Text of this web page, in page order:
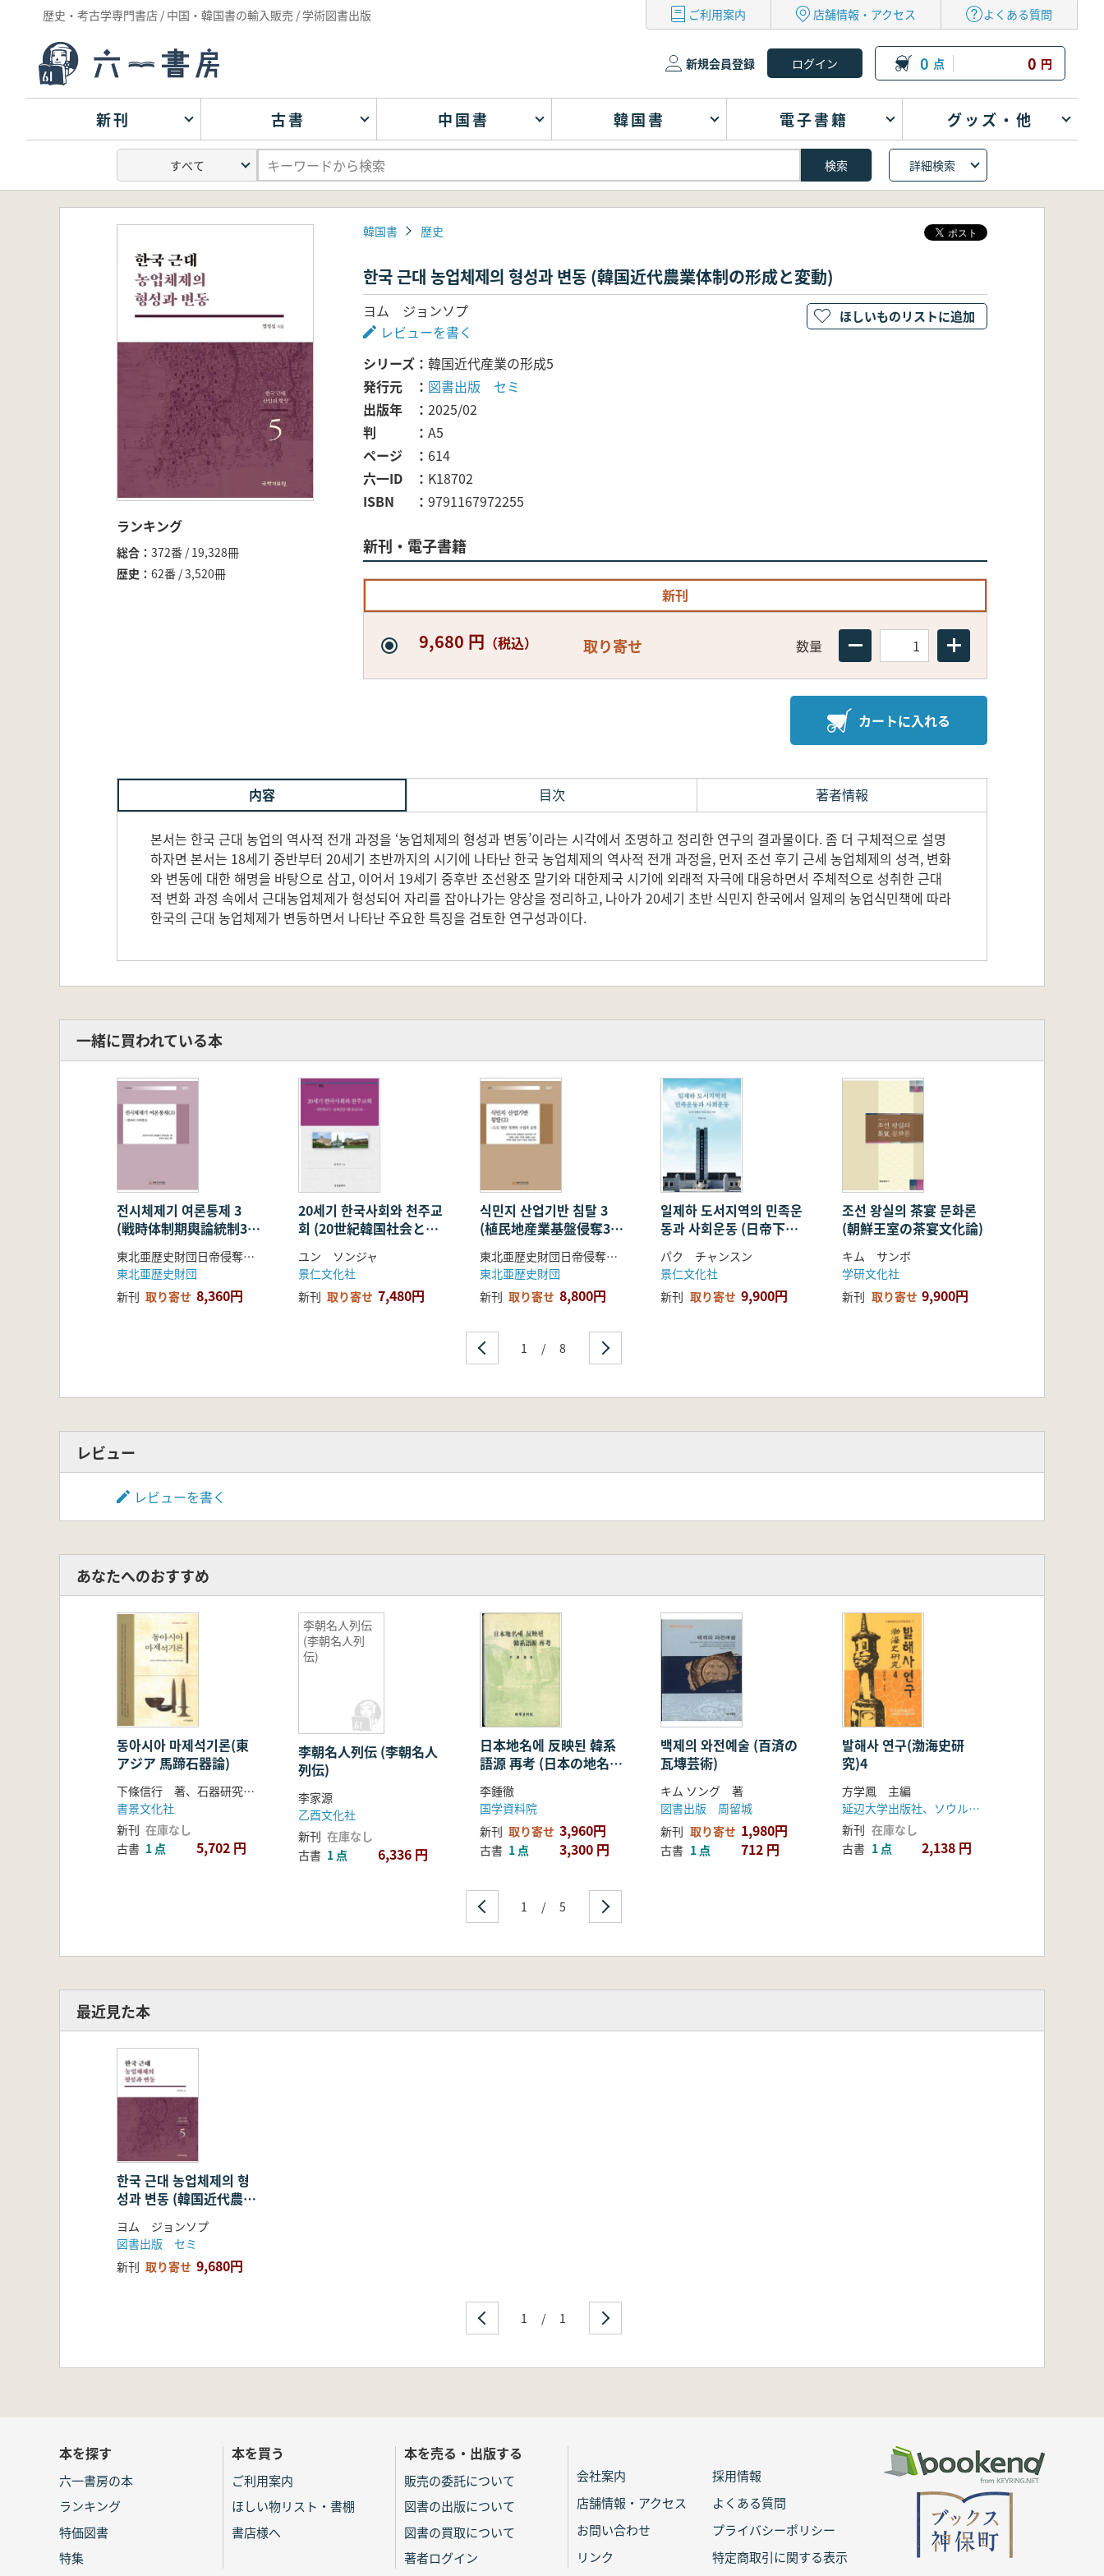
歴史・考古学専門書店 / 中国・韓国書の輸入販売 / 学術図書出版 ご利用案内 店舗情報・アクセス よくある質問
新規会員登録 0 点 0 円
新刊 古書 中国書 韓国書 電子書籍 グッズ・他
詳細検索
ランキング
総合
372番 / 19,328冊
歴史
62番 / 3,520冊
韓国書 歴史
한국 근대 농업체제의 형성과 변동 (韓国近代農業体制の形成と変動)
ヨム ジョンソプ
レビューを書く
シリーズ
韓国近代産業の形成5
発行元
図書出版 セミ
出版年
2025/02
判
A5
ページ
614
六一ID
K18702
ISBN
9791167972255
新刊・電子書籍
新刊
9,680 円 （税込） 取り寄せ 数量
カートに入れる
ほしいものリストに追加
内容 目次 著者情報
본서는 한국 근대 농업의 역사적 전개 과정을 ‘농업체제의 형성과 변동’이라는 시각에서 조명하고 정리한 연구의 결과물이다. 좀 더 구체적으로 설명
하자면 본서는 18세기 중반부터 20세기 초반까지의 시기에 나타난 한국 농업체제의 역사적 전개 과정을, 먼저 조선 후기 근세 농업체제의 성격, 변화
와 변동에 대한 해명을 바탕으로 삼고, 이어서 19세기 중후반 조선왕조 말기와 대한제국 시기에 외래적 자극에 대응하면서 주체적으로 성취한 근대
적 변화 과정 속에서 근대농업체제가 형성되어 자리를 잡아나가는 양상을 정리하고, 나아가 20세기 초반 식민지 한국에서 일제의 농업식민책에 따라
한국의 근대 농업체제가 변동하면서 나타난 주요한 특징을 검토한 연구성과이다.
一緒に買われている本
전시체제기 여론통제 3
(戦時体制期輿論統制3)
結果と社会現象
東北亜歴史財団日帝侵奪史編纂委員会 企画
東北亜歴史財団
新刊 取り寄せ 8,360円
20세기 한국사회와 천주교
회 (20世紀韓国社会と天
帝強占期を中心に
ユン ソンジャ
景仁文化社
新刊 取り寄せ 7,480円
식민지 산업기반 침탈 3
(植民地産業基盤侵奪3)
道路港湾政策の樹立と運
営
東北亜歴史財団日帝侵奪史編纂委員会 企画
東北亜歴史財団
新刊 取り寄せ 8,800円
일제하 도서지역의 민족운
동과 사회운동 (日帝下島
嶼地域の民族運動と社会
運動) 所安島・厳泰島・
荷衣島などの事例
パク チャンスン
景仁文化社
新刊 取り寄せ 9,900円
조선 왕실의 茶宴 문화론
(朝鮮王室の茶宴文化論)
キム サンボ
学研文化社
新刊 取り寄せ 9,900円
1 / 8
レビュー
レビューを書く
あなたへのおすすめ
동아시아 마제석기론(東
アジア 馬蹄石器論)
下條信行 著、石器研究会 訳
書景文化社
新刊 在庫なし
古書 1 点 5,702 円
李朝名人列伝
(李朝名人列
伝)
李朝名人列伝 (李朝名人
列伝)
李家源
乙酉文化社
新刊 在庫なし
古書 1 点 6,336 円
日本地名에 反映된 韓系
語源 再考 (日本の地名に
反映された韓系語源最
高)
李鍾徹
国学資料院
新刊 取り寄せ 3,960円
古書 1 点 3,300 円
백제의 와전예술 (百済の
瓦塼芸術)
キム ソング 著
図書出版 周留城
新刊 取り寄せ 1,980円
古書 1 点 712 円
발해사 연구(渤海史研
究)4
方学鳳 主編
延辺大学出版社、ソウル大学校出版部
新刊 在庫なし
古書 1 点 2,138 円
1 / 5
最近見た本
한국 근대 농업체제의 형
성과 변동 (韓国近代農業
体制の形成と変動)
ヨム ジョンソプ
図書出版 セミ
新刊 取り寄せ 9,680円
1 / 1
本を探す
六一書房の本
ランキング
特価図書
特集
本を買う
ご利用案内
ほしい物リスト・書棚
書店様へ
本を売る・出版する
販売の委託について
図書の出版について
図書の買取について
著者ログイン
会社案内
採用情報
店舗情報・アクセス
よくある質問
お問い合わせ
プライバシーポリシー
リンク
特定商取引に関する表示